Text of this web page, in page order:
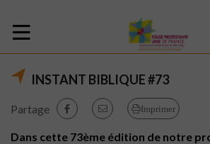
INSTANT BIBLIQUE #73
Partage Imprimer
Dans cette 73ème édition de notre